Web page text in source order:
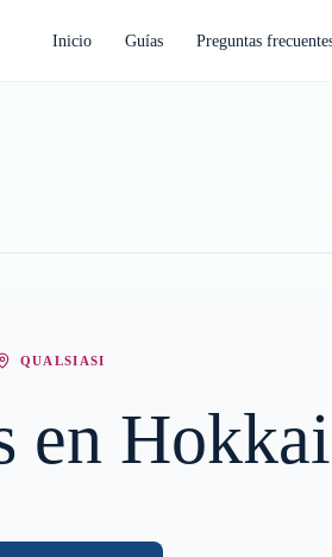
Inicio Guías Preguntas
QUALSIASI
en